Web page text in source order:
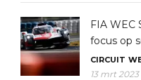
FIA WEC
focus op
CIRCUIT
13 mrt 2023